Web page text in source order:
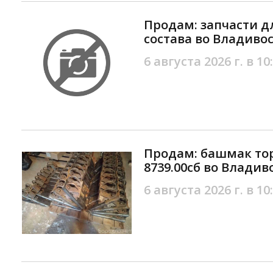
Продам: запчасти
состава во
6 августа 2026 г. в
Продам: башмак
8739.00сб во
6 августа 2026 г. в